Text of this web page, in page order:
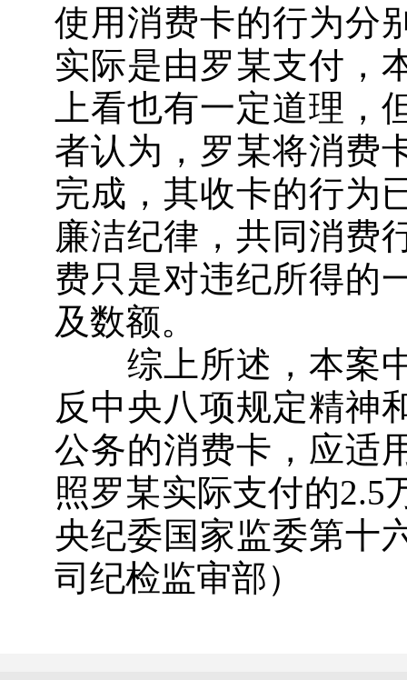
使用消费卡的行为分
实际是由罗某支付，
上看也有一定道理
者认为，罗某将消费
完成，其收卡的行为
廉洁纪律，共同消费
费只是对违纪所得的
及数额。
综上所述，本案中
反中央八项规定精神
公务的消费卡，应适
照罗某实际支付的2.5
央纪委国家监委第十
司纪检监审部）